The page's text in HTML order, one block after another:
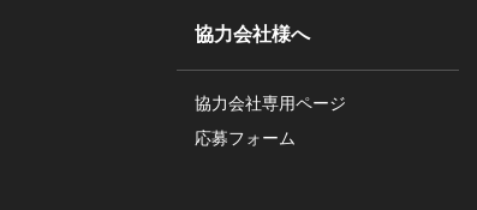
協力会社様へ
協力会社専用ページ
応募フォーム